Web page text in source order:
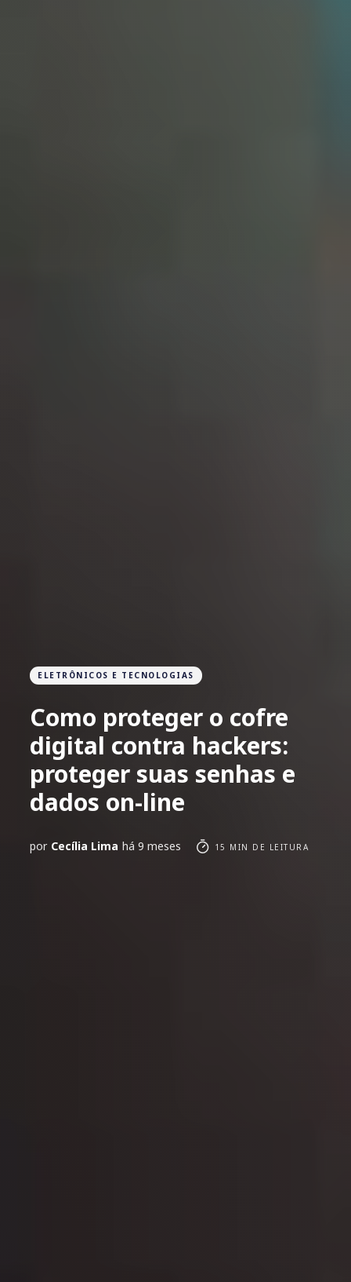
ELETRÔNICOS E TECNOLOGIAS
Como proteger o cofre
digital contra hackers:
proteger suas senhas e
dados on-line
por Cecília Lima há 9 meses 15 MIN DE LEITURA